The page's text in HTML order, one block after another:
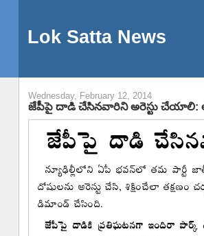
Lok Satta News
Wednesday, February 12, 2014
జేపీపై దాడి చేసినవారిని అరెస్టు చేయాలి: